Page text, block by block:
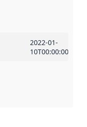
2022-01-
10T00:00:00Z
eller